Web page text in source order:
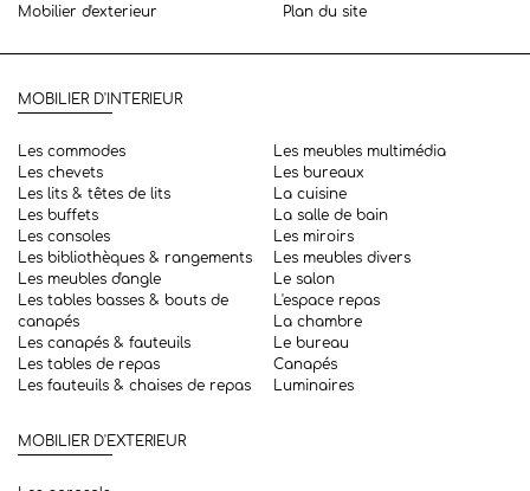
Mobilier d'exterieur
Plan du site
MOBILIER D'INTERIEUR
Les commodes
Les chevets
Les lits & têtes de lits
Les buffets
Les consoles
Les bibliothèques & rangements
Les meubles d'angle
Les tables basses & bouts de
canapés
Les canapés & fauteuils
Les tables de repas
Les fauteuils & chaises de repas
Les meubles multimédia
Les bureaux
La cuisine
La salle de bain
Les miroirs
Les meubles divers
Le salon
L'espace repas
La chambre
Le bureau
Canapés
Luminaires
MOBILIER D'EXTERIEUR